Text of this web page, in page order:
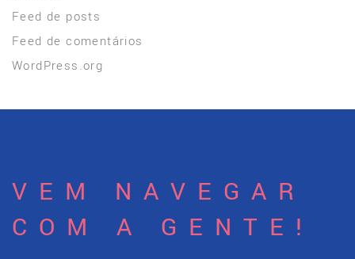
Feed de posts
Feed de comentários
WordPress.org
VEM NAVEGAR
COM A GENTE!